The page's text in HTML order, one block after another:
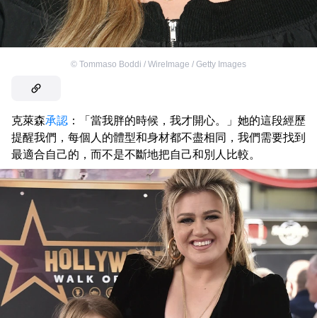
© Tommaso Boddi / WireImage / Getty Images
克萊森承認 ：「當我胖的時候，我才開心。」她的這段經歷
提醒我們，每個人的體型和身材都不盡相同，我們需要找到
最適合自己的，而不是不斷地把自己和別人比較。